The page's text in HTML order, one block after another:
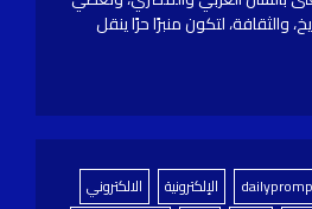
والثقافة، لتكون منبرًا حرًا ينقل
الإلكترونية
الالكتروني